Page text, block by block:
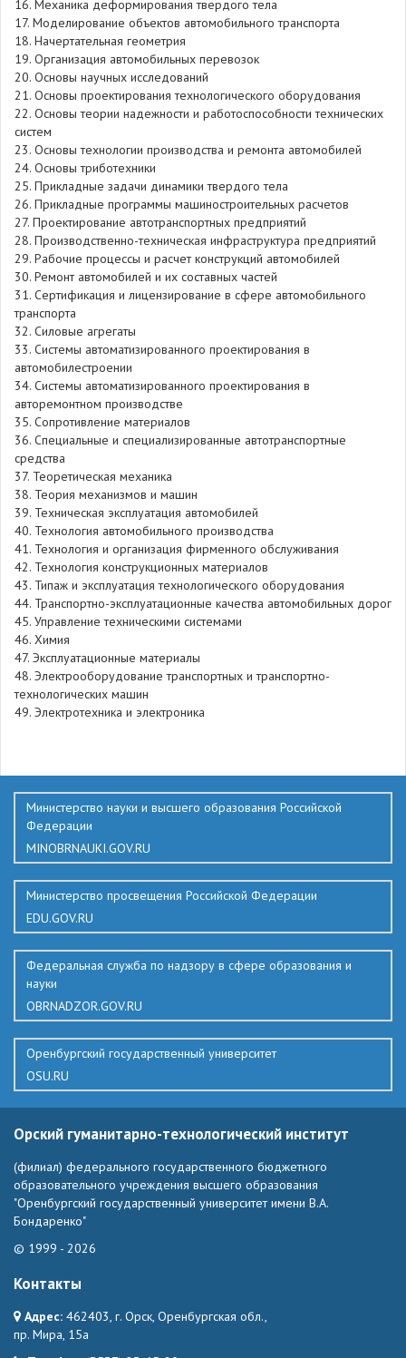
16. Механика деформирования твердого тела
17. Моделирование объектов автомобильного транспорта
18. Начертательная геометрия
19. Организация автомобильных перевозок
20. Основы научных исследований
21. Основы проектирования технологического оборудования
22. Основы теории надежности и работоспособности технических
систем
23. Основы технологии производства и ремонта автомобилей
24. Основы триботехники
25. Прикладные задачи динамики твердого тела
26. Прикладные программы машиностроительных расчетов
27. Проектирование автотранспортных предприятий
28. Производственно-техническая инфраструктура предприятий
29. Рабочие процессы и расчет конструкций автомобилей
30. Ремонт автомобилей и их составных частей
31. Сертификация и лицензирование в сфере автомобильного
транспорта
32. Силовые агрегаты
33. Системы автоматизированного проектирования в
автомобилестроении
34. Системы автоматизированного проектирования в
авторемонтном производстве
35. Сопротивление материалов
36. Специальные и специализированные автотранспортные
средства
37. Теоретическая механика
38. Теория механизмов и машин
39. Техническая эксплуатация автомобилей
40. Технология автомобильного производства
41. Технология и организация фирменного обслуживания
42. Технология конструкционных материалов
43. Типаж и эксплуатация технологического оборудования
44. Транспортно-эксплуатационные качества автомобильных дорог
45. Управление техническими системами
46. Химия
47. Эксплуатационные материалы
48. Электрооборудование транспортных и транспортно-
технологических машин
49. Электротехника и электроника
Министерство науки и высшего образования Российской
Федерации
MINOBRNAUKI.GOV.RU
Министерство просвещения Российской Федерации
EDU.GOV.RU
Федеральная служба по надзору в сфере образования и
науки
OBRNADZOR.GOV.RU
Оренбургский государственный университет
OSU.RU
Орский гуманитарно-технологический институт
(филиал) федерального государственного бюджетного
образовательного учреждения высшего образования
"Оренбургский государственный университет имени В.А.
Бондаренко"
© 1999 - 2026
Контакты
Адрес: 462403, г. Орск, Оренбургская обл.,
пр. Мира, 15а